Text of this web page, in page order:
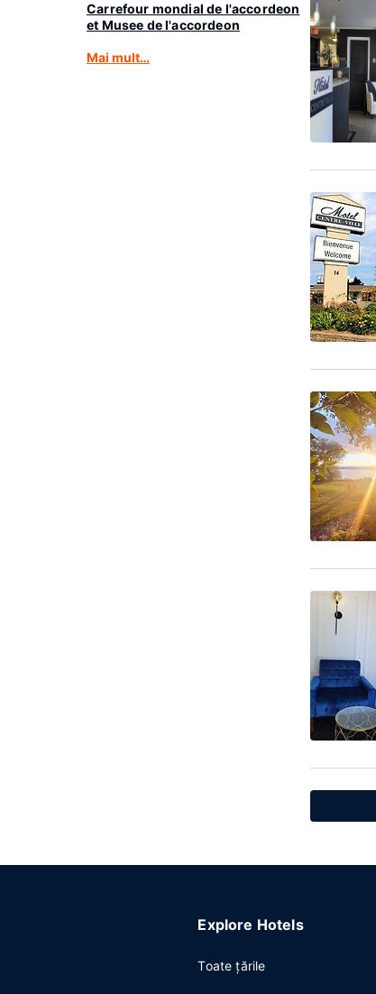
Carrefour mondial de l'accordeon
et Musee de l'accordeon
Mai mult…
Explore Hotels
Toate ţările